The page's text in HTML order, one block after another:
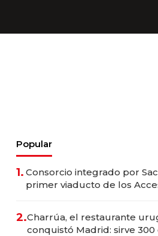
Popular
1. Consorcio integrado por
primer viaducto de los
2.Charrúa, el restaurante
conquistó Madrid: sirve